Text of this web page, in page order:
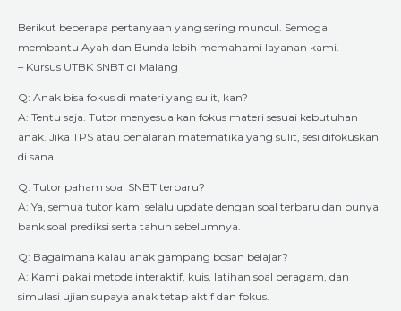
Berikut beberapa pertanyaan yang sering muncul. Semoga
membantu Ayah dan Bunda lebih memahami layanan kami.
– Kursus UTBK SNBT di Malang
Q: Anak bisa fokus di materi yang sulit, kan?
A: Tentu saja. Tutor menyesuaikan fokus materi sesuai kebutuhan
anak. Jika TPS atau penalaran matematika yang sulit, sesi difokuskan
di sana.
Q: Tutor paham soal SNBT terbaru?
A: Ya, semua tutor kami selalu update dengan soal terbaru dan punya
bank soal prediksi serta tahun sebelumnya.
Q: Bagaimana kalau anak gampang bosan belajar?
A: Kami pakai metode interaktif, kuis, latihan soal beragam, dan
simulasi ujian supaya anak tetap aktif dan fokus.